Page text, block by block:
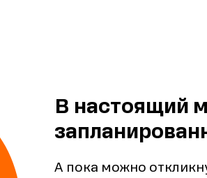
В настоящий
А пока можно